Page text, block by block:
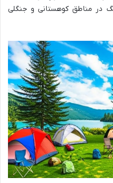
در مناطق کوهستانی و جنگلی